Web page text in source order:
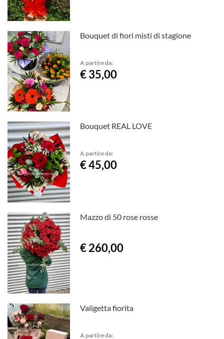
Bouquet di fiori misti di stagione
A partire da:
€ 35,00
Bouquet REAL LOVE
A partire da:
€ 45,00
Mazzo di 50 rose rosse
€ 260,00
Valigetta fiorita
A partire da: